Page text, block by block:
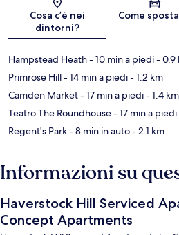
Mappa
Cosa c’è nei
dintorni?
Come
Hampstead Heath- 10 min a piedi- 0.9
Primrose Hill- 14 min a piedi- 1.2 km
Camden Market- 17 min a piedi- 1.4 km
Teatro The Roundhouse- 17 min a piedi
Regent's Park- 8 min in auto- 2.1 km
Informazioni su
Haverstock Hill Serviced
Concept Apartments